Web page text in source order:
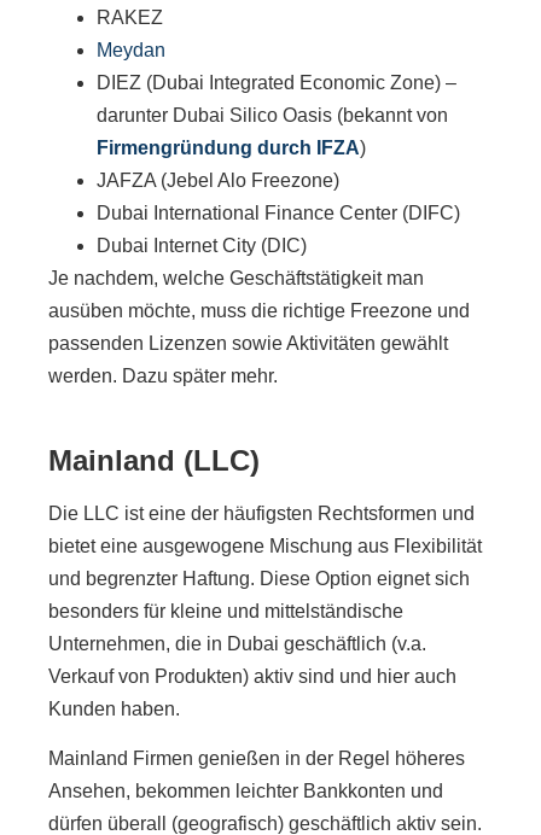
RAKEZ
Meydan
DIEZ (Dubai Integrated Economic Zone) –
darunter Dubai Silico Oasis (bekannt von
Firmengründung durch IFZA)
JAFZA (Jebel Alo Freezone)
Dubai International Finance Center (DIFC)
Dubai Internet City (DIC)
Je nachdem, welche Geschäftstätigkeit man
ausüben möchte, muss die richtige Freezone und
passenden Lizenzen sowie Aktivitäten gewählt
werden. Dazu später mehr.
Mainland (LLC)
Die LLC ist eine der häufigsten Rechtsformen und
bietet eine ausgewogene Mischung aus Flexibilität
und begrenzter Haftung. Diese Option eignet sich
besonders für kleine und mittelständische
Unternehmen, die in Dubai geschäftlich (v.a.
Verkauf von Produkten) aktiv sind und hier auch
Kunden haben.
Mainland Firmen genießen in der Regel höheres
Ansehen, bekommen leichter Bankkonten und
dürfen überall (geografisch) geschäftlich aktiv sein.